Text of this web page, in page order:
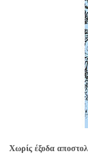
Χωρίς έξοδα